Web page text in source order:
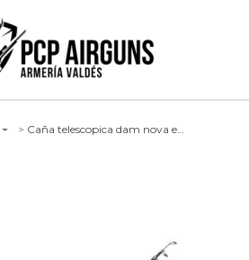
Caña telescopica dam nova expedition, 180cm